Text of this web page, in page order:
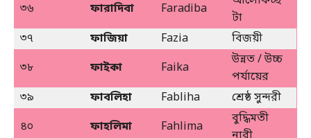
৩৬
ফারাদিবা Faradiba
টা
৩৭
ফাজিয়া Fazia
বিজয়ী
৩৮
ফাইকা Faika
উন্নত / উচ্চ
পর্যায়ের
৩৯
ফাবলিহা Fabliha
শ্রেষ্ঠ সুন্দরী
৪০
ফাহলিমা Fahlima
বুদ্ধিমতী